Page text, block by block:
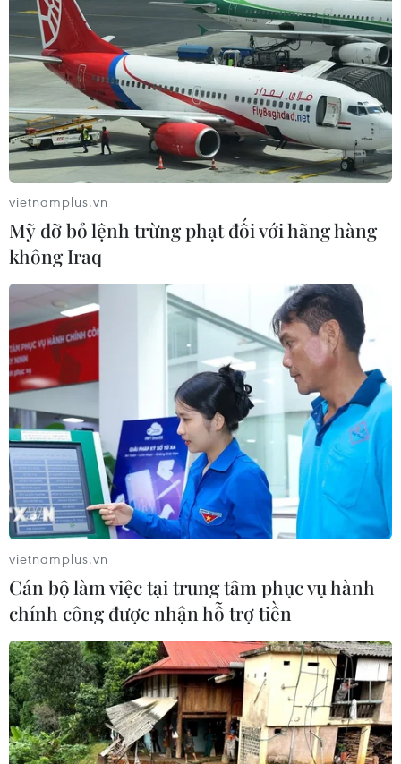
Thời tiết ngày 5/8: Bắc Bộ tiếp tục
mưa lớn, nguy cơ lũ quét và sạt lở đất
gia tăng
04/08/2026 23:08
Điều gì chờ đợi đồng yen sau cái bắt
tay giữa Mỹ-Nhật?
04/08/2026 14:11
ASC 2026: Tiếp lửa đam mê khoa học
cho thế hệ trẻ Việt Nam
04/08/2026 14:08
Thị Phần Dầu Cọ Bền Vững Có
Chứng Nhận Cho Thấy Tiềm Năng
Tăng Trưởng 40%
04/08/2026 12:02
CƠ QUAN CHỦ QUẢN: THÔNG TẤN XÃ VIỆT NAM
Tổng Biên tập: TRẦN TIẾN DUẨN
Phó Tổng Biên tập: NGUYỄN THỊ TÁM, KHÚC THANH
vietnamplus.vn
Mỹ dỡ bỏ lệnh trừng phạt đối với hãng hàng
không Iraq
vietnamplus.vn
Cán bộ làm việc tại trung tâm phục vụ hành
chính công được nhận hỗ trợ tiền